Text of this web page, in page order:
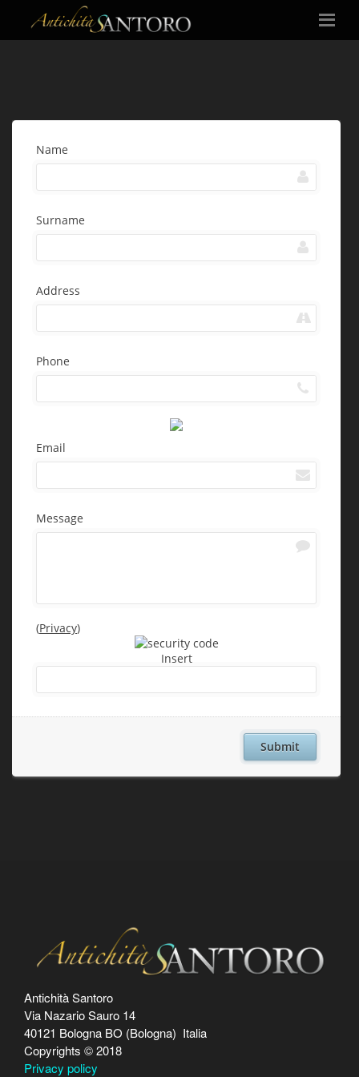
Antichità Santoro
Via Nazario Sauro 14
40121 Bologna BO (Bologna) Italia
Copyrights © 2018
Privacy policy